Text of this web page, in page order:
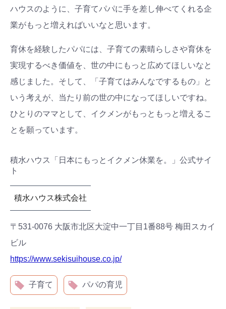
ハウスのように、子育てパパに手を差し伸べてくれる企
業がもっと増えればいいなと思います。
育休を経験したパパには、子育ての素晴らしさや育休を
実現するべき価値を、世の中にもっと広めてほしいなと
感じました。そして、「子育てはみんなでするもの」と
いう考えが、当たり前の世の中になってほしいですね。
ひとりのママとして、イクメンがもっともっと増えるこ
とを願っています。
積水ハウス「日本にもっとイクメン休業を。」公式サイ
ト
積水ハウス株式会社
〒531-0076 大阪市北区大淀中一丁目1番88号 梅田スカイ
ビル
https://www.sekisuihouse.co.jp/
子育て パパの育児